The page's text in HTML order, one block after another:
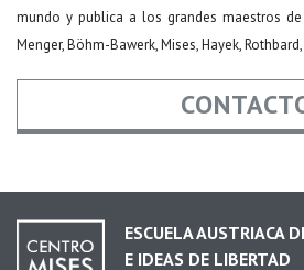
mundo y publica a los grandes maestros
Menger, Böhm-Bawerk, Mises, Hayek,
ESCUELA AUSTRIACA
E IDEAS DE LIBERTAD